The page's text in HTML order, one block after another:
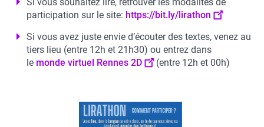
participation sur le site: https://bit.ly/lirathon
Si vous avez juste envie d’écouter des textes, venez au
tiers lieu (entre 12h et 21h30) ou entrez dans
le monde virtuel Rennes 2D (entre 12h et 00h)